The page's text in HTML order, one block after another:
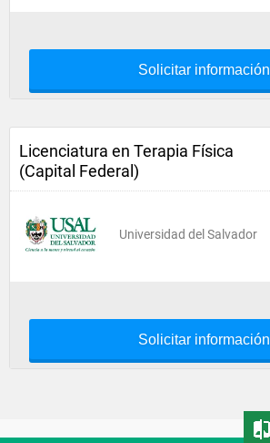
Solicitar información
Licenciatura en Terapia Física
(Capital Federal)
Universidad del Salvador
Solicitar información